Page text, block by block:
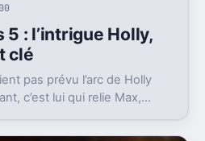
: l’intrigue Holly,
clé
pas prévu l’arc de Holly
c’est lui qui relie Max,